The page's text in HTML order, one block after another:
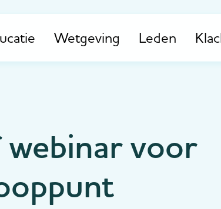
Wetgeving Leden
voor